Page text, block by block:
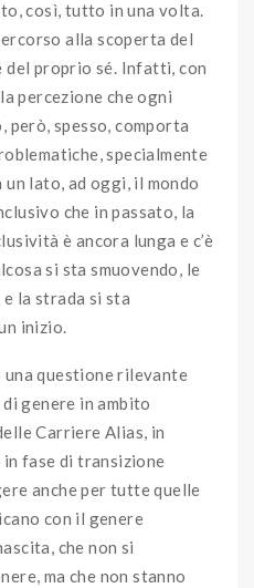
così, tutto in una volta.
alla scoperta del
proprio sé. Infatti, con
percezione che ogni
però, spesso, comporta
specialmente
un lato, ad oggi, il mondo
che in passato, la
è ancora lunga e c’è
si sta smuovendo, le
la strada si sta
inizio.
una questione rilevante
genere in ambito
Carriere Alias, in
fase di transizione
anche per tutte quelle
con il genere
che non si
ma che non stanno